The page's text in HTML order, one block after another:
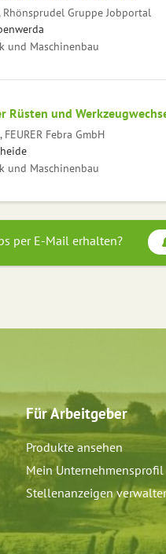
Rhönsprudel Gruppe Jobportal
und Maschinenbau
Rüsten und
FEURER Febra GmbH
und Maschinenbau
per E-Mail erhalten?
Für Arbeitgeber
Produkte ansehen
Mein Unternehmensprofil
Stellenanzeigen